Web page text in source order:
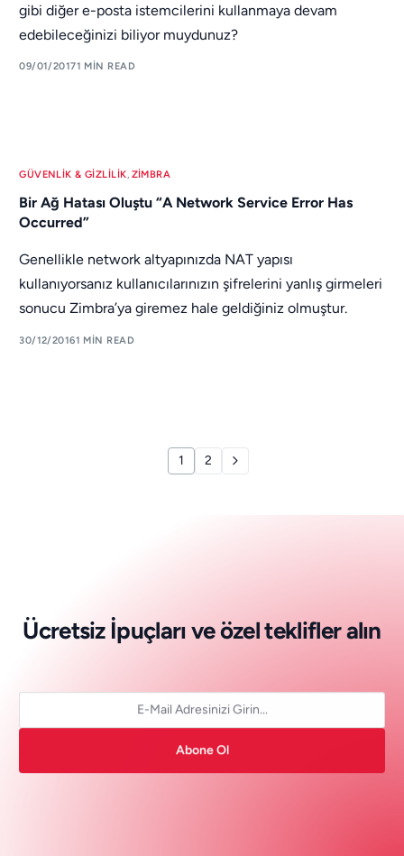
gibi diğer e-posta istemcilerini kullanmaya devam
edebileceğinizi biliyor muydunuz?
09/01/20171 MIN READ
GÜVENLIK & GIZLILIK, ZIMBRA
Bir Ağ Hatası Oluştu “A Network Service Error Has
Occurred”
Genellikle network altyapınızda NAT yapısı
kullanıyorsanız kullanıcılarınızın şifrelerini yanlış girmeleri
sonucu Zimbra’ya giremez hale geldiğiniz olmuştur.
30/12/20161 MIN READ
1 2
Ücretsiz İpuçlarıveözelteklifleralın
Abone Ol